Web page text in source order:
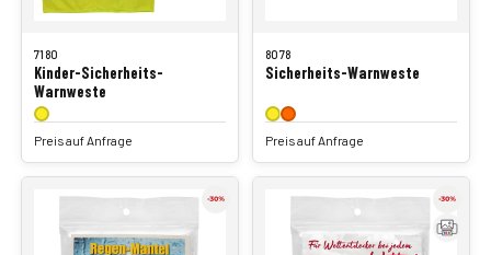
7180
Kinder-Sicherheits-
Warnweste
Preis auf Anfrage
8078
Sicherheits-Warnweste
Preis auf Anfrage